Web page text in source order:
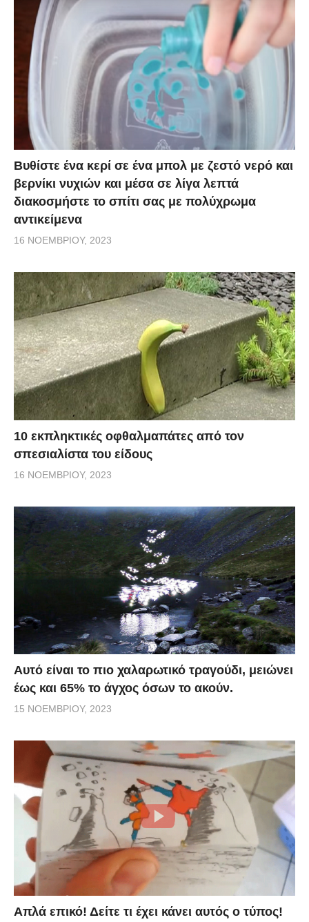
Βυθίστε ένα κερί σε ένα μπολ με ζεστό νερό και
βερνίκι νυχιών και μέσα σε λίγα λεπτά
διακοσμήστε το σπίτι σας με πολύχρωμα
αντικείμενα
16 ΝΟΕΜΒΡΊΟΥ, 2023
10 εκπληκτικές οφθαλμαπάτες από τον
σπεσιαλίστα του είδους
16 ΝΟΕΜΒΡΊΟΥ, 2023
Αυτό είναι το πιο χαλαρωτικό τραγούδι, μειώνει
έως και 65% το άγχος όσων το ακούν.
15 ΝΟΕΜΒΡΊΟΥ, 2023
Απλά επικό! Δείτε τι έχει κάνει αυτός ο τύπος!